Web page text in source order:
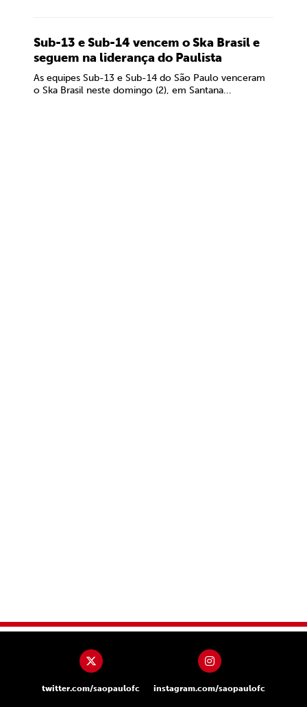
Sub-13 e Sub-14 vencem o Ska Brasil e
seguem na liderança do Paulista
As equipes Sub-13 e Sub-14 do São Paulo venceram
o Ska Brasil neste domingo (2), em Santana...
twitter.com/saopaulofc instagram.com/saopaulofc